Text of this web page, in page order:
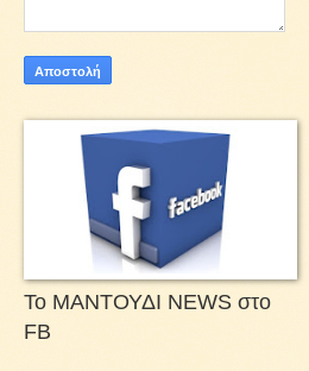
Το ΜΑΝΤΟΥΔΙ NEWS στο
FB